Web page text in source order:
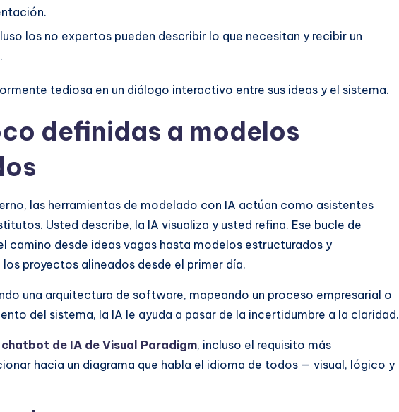
los no expertos pueden describir lo que necesitan y recibir un
tediosa en un diálogo interactivo entre sus ideas y el sistema.
definidas a modelos
las herramientas de modelado con IA actúan como asistentes
Usted describe, la IA visualiza y usted refina. Ese bucle de
camino desde ideas vagas hasta modelos estructurados y
proyectos alineados desde el primer día.
una arquitectura de software, mapeando un proceso empresarial o
del sistema, la IA le ayuda a pasar de la incertidumbre a la claridad.
chatbot de IA de Visual Paradigm, incluso el requisito más
hacia un diagrama que habla el idioma de todos — visual, lógico y